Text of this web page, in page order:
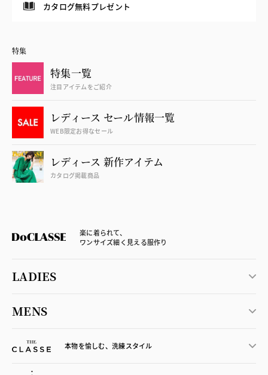
カタログ無料プレゼント
特集
特集一覧
注目アイテムをご紹介
レディース セール情報一覧
WEB限定お得なセール
レディース 新作アイテム
カタログ掲載商品
楽に着られて、
ワンサイズ細く見える服作り
LADIES
MENS
本物を愉しむ、洗練スタイル